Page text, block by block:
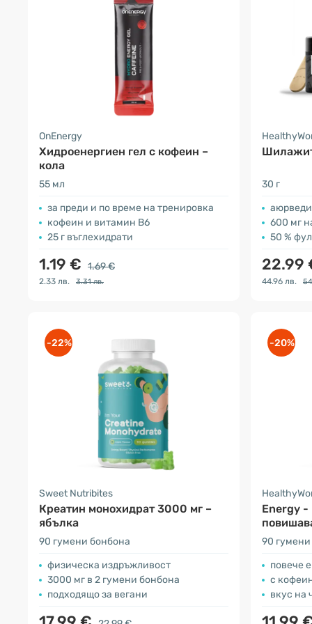
OnEnergy
Хидроенергиен гел с кофеин –
кола
55 мл
за преди и по време на тренировка
кофеин и витамин В6
25 г въглехидрати
1.19 € 1.69 €
2.33 лв. 3.31 лв.
30 г
600 мг
50 %
22.99
44.96 лв.
-22%
Sweet Nutribites
Креатин монохидрат 3000 мг –
ябълка
90 гумени бонбона
физическа издръжливост
3000 мг в 2 гумени бонбона
подходящо за вегани
-20%
Energy -
90
повече
с
вкус на